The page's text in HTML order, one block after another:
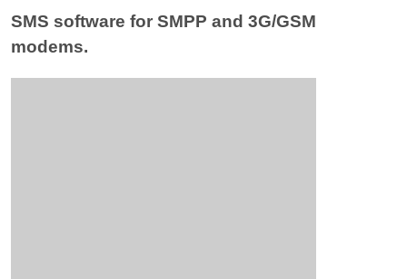
SMS software for SMPP and 3G/GSM
modems.